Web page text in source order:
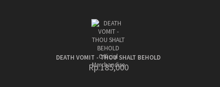
DEATH VOMIT - THOU SHALT BEHOLD
Rp.185,000